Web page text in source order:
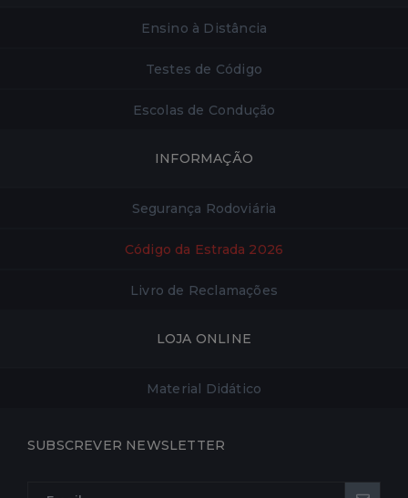
Ensino à Distância
Testes de Código
Escolas de Condução
INFORMAÇÃO
Segurança Rodoviária
Código da Estrada 2026
Livro de Reclamações
LOJA ONLINE
Material Didático
SUBSCREVER NEWSLETTER